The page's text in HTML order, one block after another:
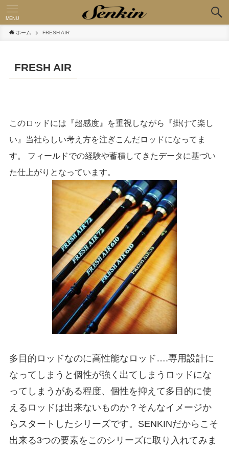
MENU
ホーム FRESH AIR
FRESH AIR
このロッドには『超感度』を重視しながら『掛けて楽し
い』当社らしい考え方を注ぎこんだロッドになってま
す。 フィールドでの経験や蓄積してきたデータに基づい
た仕上がりとなっています。
多目的ロッドなのに高性能なロッド….専用設計に
なってしまうと個性が強く出てしまうロッドにな
ってしまうがある程度、個性を抑えて多目的に使
えるロッドは出来ないものか？そんなイメージか
らスタートしたシリーズです。SENKINだからこそ
出来る3つの要素をこのシリーズに取り入れてみま